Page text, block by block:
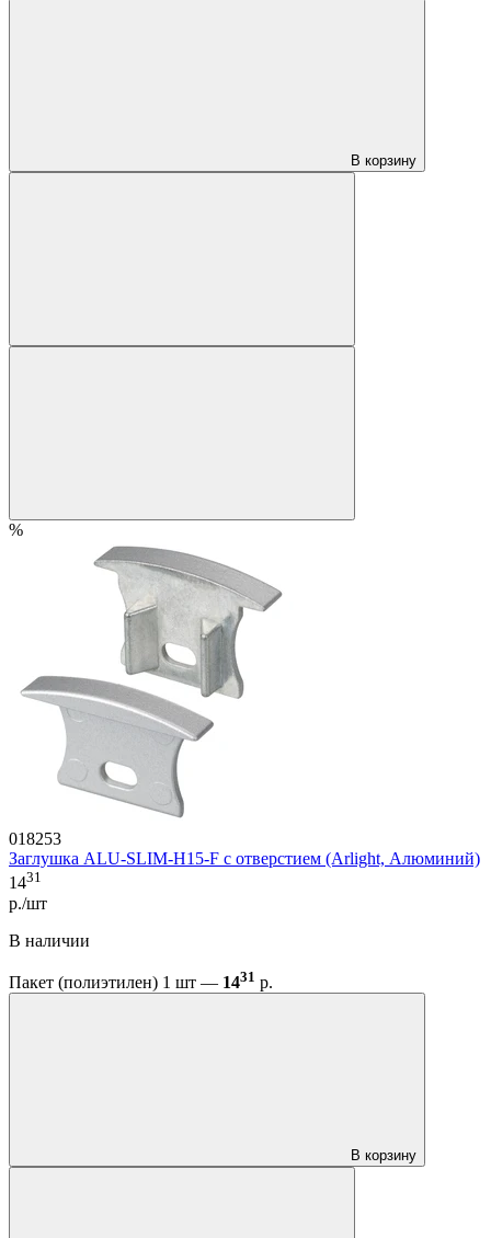
В корзину
%
018253
Заглушка ALU-SLIM-H15-F с отверстием (Arlight, Алюминий)
1431
р./шт
В наличии
Пакет (полиэтилен) 1 шт — 1431 р.
В корзину